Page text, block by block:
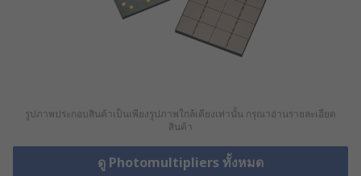
รูปภาพประกอบสินค้าเป็นเพียงรูปภาพใกล้เคียงเท่านั้น กรุณาอ่านรายละเอียด
สินค้า
ดู Photomultipliers ทั้งหมด